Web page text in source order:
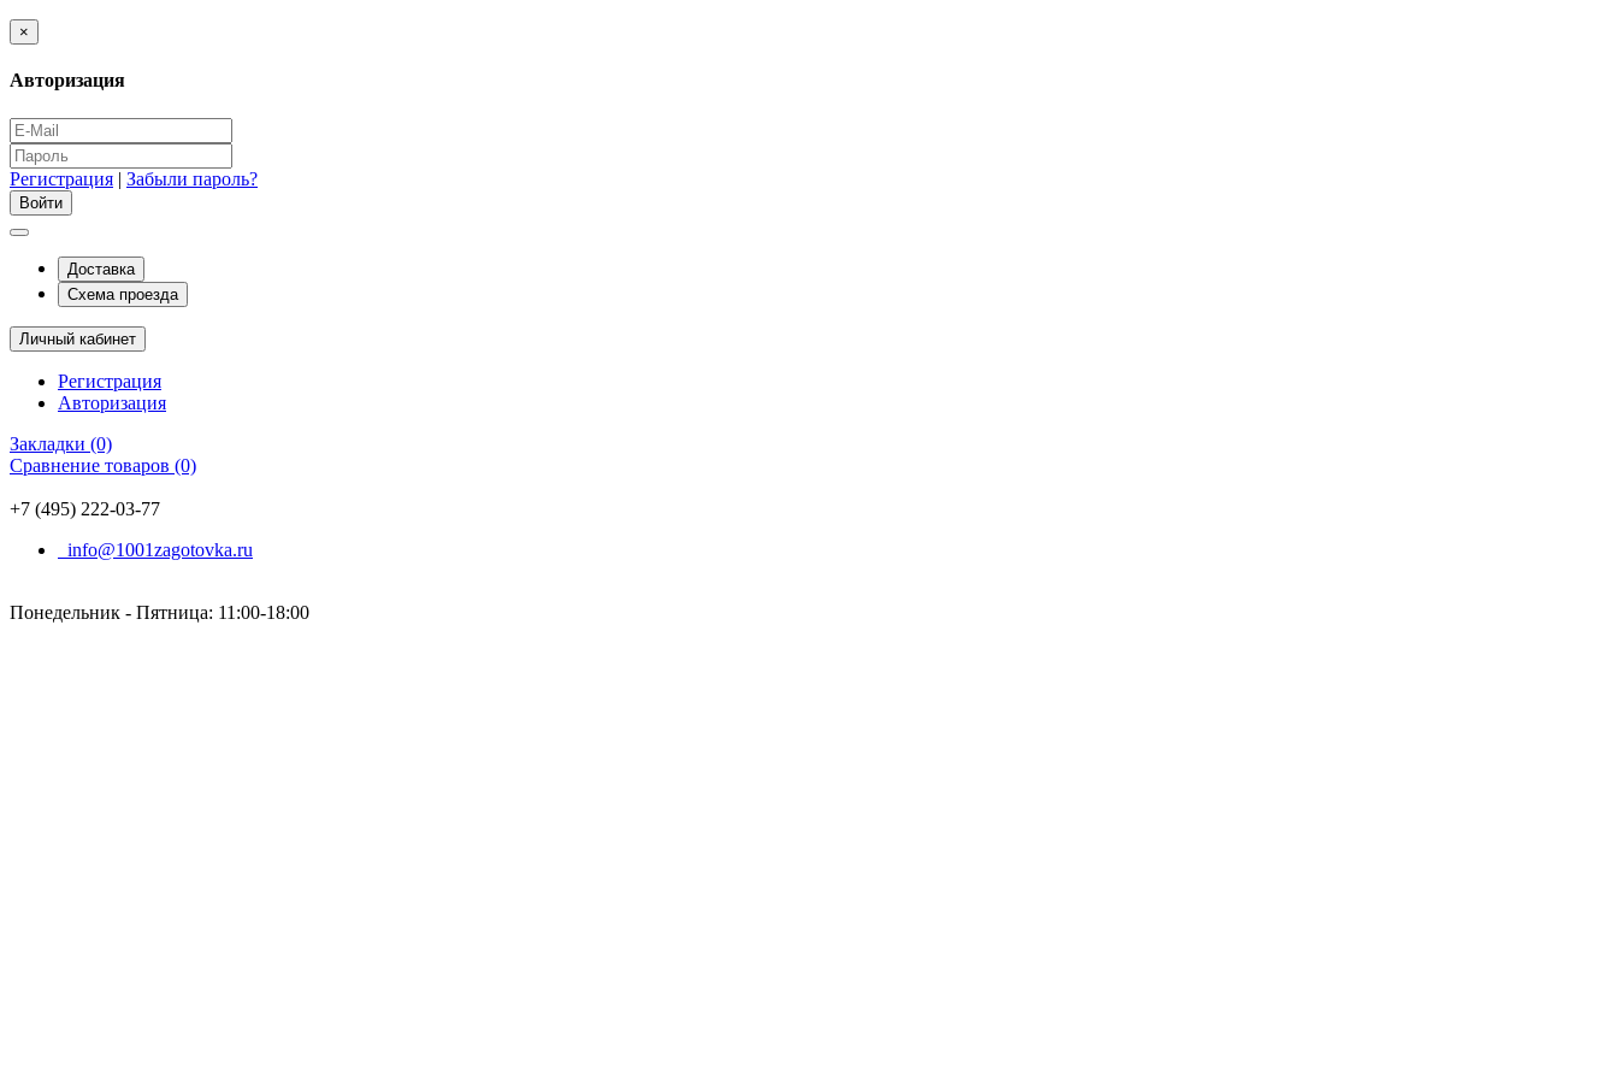
×
Авторизация
Регистрация | Забыли пароль?
Доставка
Схема проезда
Личный кабинет
Регистрация
Авторизация
Закладки (0)
Сравнение товаров (0)
+7 (495) 222-03-77
info@1001zagotovka.ru
Понедельник - Пятница: 11:00-18:00